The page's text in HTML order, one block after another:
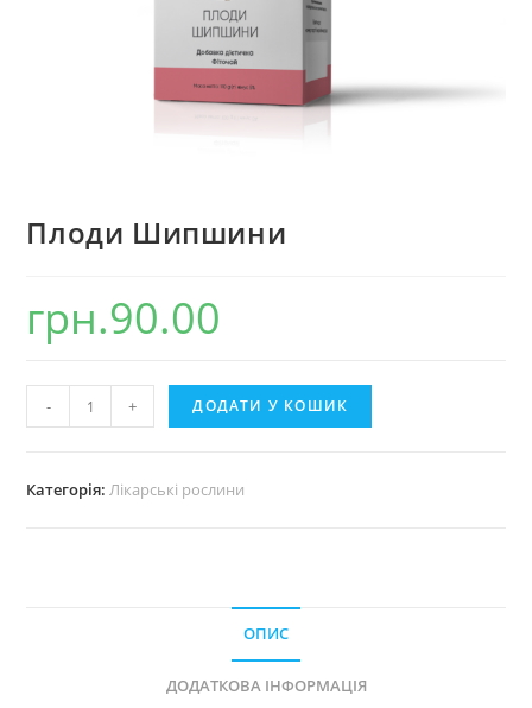
Плоди Шипшини
грн.90.00
Шипшини
- + ДОДАТИ У КОШИК
Категорія:Лікарські рослини
ОПИС
ДОДАТКОВА ІНФОРМАЦІЯ